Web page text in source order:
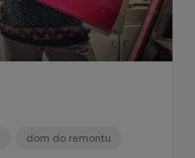
dom do remontu